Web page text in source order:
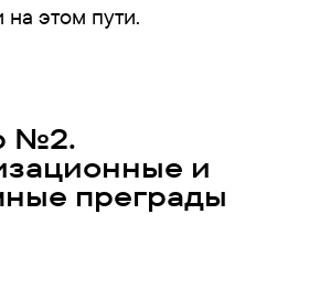
этом пути.
№2.
и
преграды